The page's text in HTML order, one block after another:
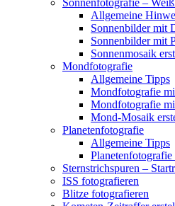
Allgemeine
Sonnenbilder mit
Sonnenbilder mit
Sonnenmosaik
Mondfotografie
Allgemeine Tipps
Mondfotografie
Mondfotografie
Mond-Mosaik
Planetenfotografie
Allgemeine Tipps
Sternstrichspuren –
ISS fotografieren
Blitze fotografieren